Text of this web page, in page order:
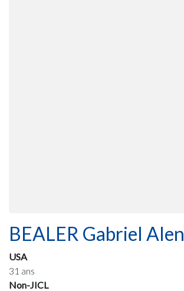
BEALER Gabriel Alen
USA
31 ans
Non-JICL